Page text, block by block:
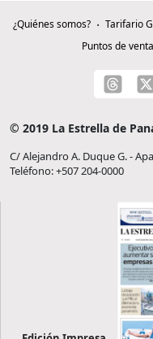
¿Quiénes somos? Tarifario
Puntos de venta
© 2019 La Estrella de
C/ Alejandro A. Duque G. -
Teléfono: +507 204-0000